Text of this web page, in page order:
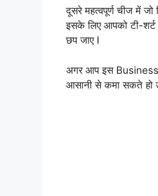
दूसरे महत्वपूर्ण चीज में जो
इसके लिए आपको टी-
छप जाए I
अगर आप इस
आसानी से कमा सकते हो